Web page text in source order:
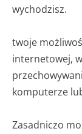
wychodzisz.
twoje
internetowej,
komputerze
Zasadniczo